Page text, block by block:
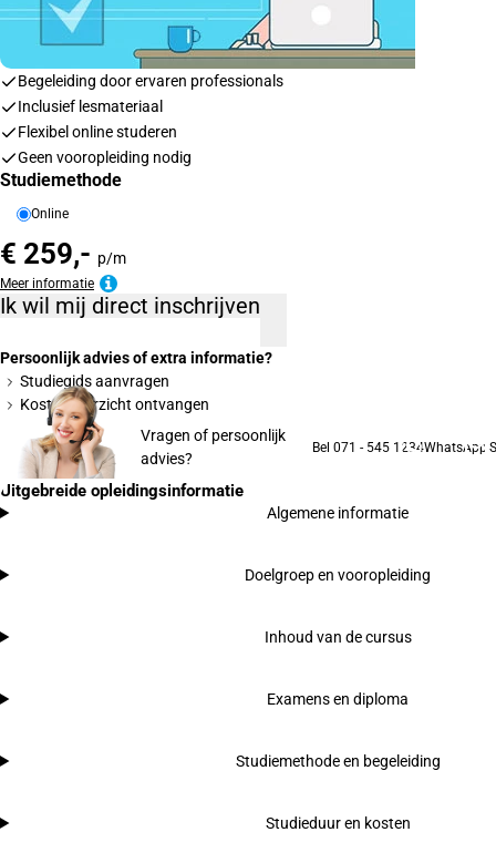
Begeleiding door ervaren professionals
Inclusief lesmateriaal
Flexibel online studeren
Geen vooropleiding nodig
Studiemethode
Online
€ 259,- p/m
Meer informatie
Ik wil mij direct inschrijven
Persoonlijk advies of extra informatie?
Studiegids aanvragen
Kostenoverzicht ontvangen
Vragen of persoonlijk
advies?
Bel 071 - 545 1234WhatsApp
Uitgebreide opleidingsinformatie
Algemene informatie
Doelgroep en vooropleiding
Inhoud van de cursus
Examens en diploma
Studiemethode en begeleiding
Studieduur en kosten